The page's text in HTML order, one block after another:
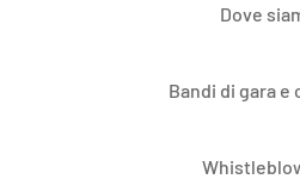
Dove
Bandi di gara